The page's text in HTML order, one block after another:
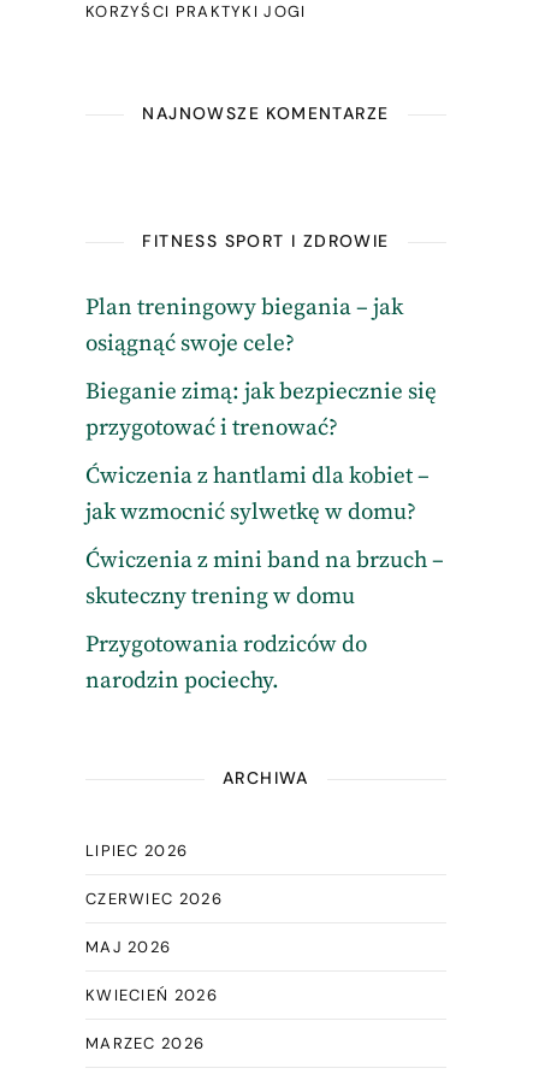
KORZYŚCI PRAKTYKI JOGI
NAJNOWSZE KOMENTARZE
FITNESS SPORT I ZDROWIE
Plan treningowy biegania – jak
osiągnąć swoje cele?
Bieganie zimą: jak bezpiecznie się
przygotować i trenować?
Ćwiczenia z hantlami dla kobiet –
jak wzmocnić sylwetkę w domu?
Ćwiczenia z mini band na brzuch –
skuteczny trening w domu
Przygotowania rodziców do
narodzin pociechy.
ARCHIWA
LIPIEC 2026
CZERWIEC 2026
MAJ 2026
KWIECIEŃ 2026
MARZEC 2026